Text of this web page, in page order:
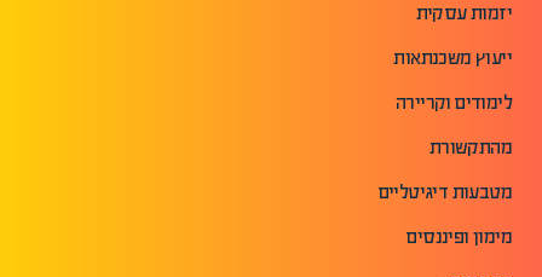
יזמות עסקית
ייעוץ משכנתאות
לימודים וקריירה
מהתקשורת
מטבעות דיגיטליים
מימון ופיננסים